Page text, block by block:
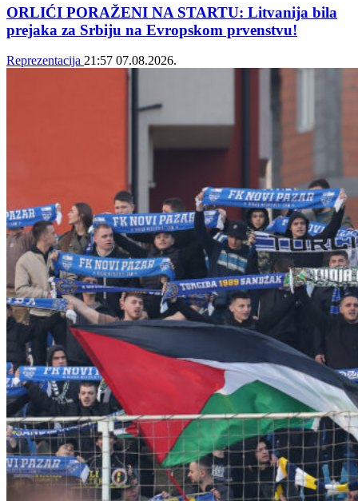
ORLIĆI PORAŽENI NA STARTU: Litvanija bila
prejaka za Srbiju na Evropskom prvenstvu!
Reprezentacija 21:57 07.08.2026.